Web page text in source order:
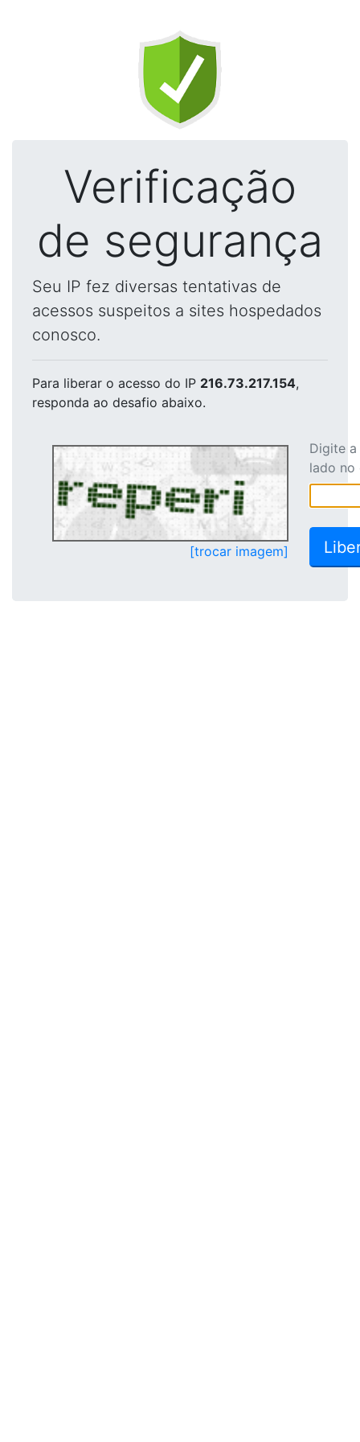
Verificação
de segurança
Seu IP fez diversas tentativas de
acessos suspeitos a sites hospedados
conosco.
Para liberar o acesso do IP 216.73.217.154,
responda ao desafio abaixo.
[trocar imagem]
Digite
lado no